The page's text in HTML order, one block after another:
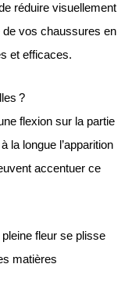
réduire visuellement
de vos chaussures en
et efficaces.
?
flexion sur la partie
la longue l’apparition
accentuer ce
fleur se plisse
matières